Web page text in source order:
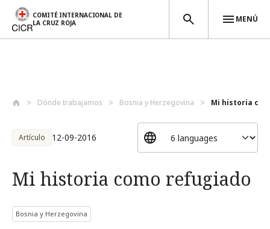
COMITÉ INTERNACIONAL DE
LA CRUZ ROJA
MENÚ
Dónde trabajamos Bosnia y Herzegovina Mi historia
Artículo 12-09-2016
Mi historia como refugiado
Bosnia y Herzegovina